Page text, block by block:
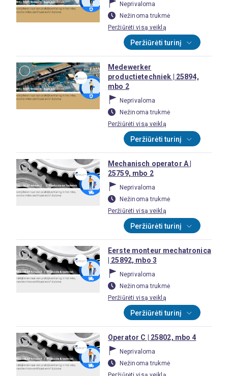
Neprivaloma
Nežinoma trukmė
Peržiūrėti visą veiklą
Peržiūrėti turinį
Medewerker
productietechniek | 25894,
mbo 2
Neprivaloma
Nežinoma trukmė
Peržiūrėti visą veiklą
Peržiūrėti turinį
Mechanisch operator A |
25759, mbo 2
Neprivaloma
Nežinoma trukmė
Peržiūrėti visą veiklą
Peržiūrėti turinį
Eerste monteur mechatronica
| 25892, mbo 3
Neprivaloma
Nežinoma trukmė
Peržiūrėti visą veiklą
Peržiūrėti turinį
Operator C | 25802, mbo 4
Neprivaloma
Nežinoma trukmė